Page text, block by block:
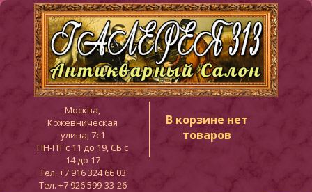
Москва,
Кожевническая
улица, 7с1
ПН-ПТ c 11 до 19, СБ с
14 до 17
Тел. +7 916 324 66 03
Тел. +7 926 599-33-26
В корзине нет
товаров